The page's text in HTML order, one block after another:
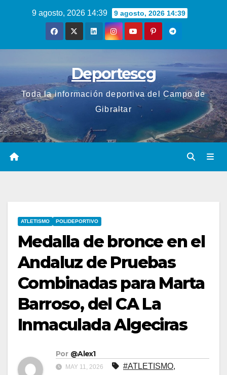
9 agosto, 2026 14:39 9 agosto, 2026 14:39
Deportescg
Toda la información deportiva del Campo de
Gibraltar
ATLETISMO POLIDEPORTIVO
Medalla de bronce en el
Andaluz de Pruebas
Combinadas para Marta
Barroso, del CA La
Inmaculada Algeciras
Por @Alex1
MAY 11, 2026 #ATLETISMO,